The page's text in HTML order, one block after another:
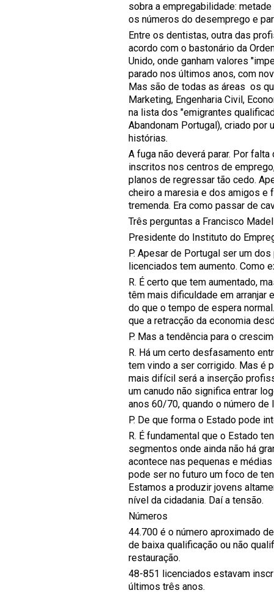
sobra a empregabilidade:
os números do desemprego e
Entre os dentistas, outra das
acordo com o bastonário da
Unido, onde ganham valores
parado nos últimos anos, com
Mas são de todas as áreas os
Marketing, Engenharia Civil,
na lista dos "emigrantes
Abandonam Portugal), criado por
histórias.
A fuga não deverá parar. Por
inscritos nos centros de
planos de regressar tão cedo.
cheiro a maresia e dos amigos e
tremenda. Era como passar de
Três perguntas a Francisco
Presidente do Instituto do
P. Apesar de Portugal ser um
licenciados tem aumento. Como
R. É certo que tem aumentado,
têm mais dificuldade em arranjar
do que o tempo de espera
que a retracção da economia
P. Mas a tendência para o
R. Há um certo desfasamento
tem vindo a ser corrigido. Mas é
mais difícil será a inserção
um canudo não significa entrar
anos 60/70, quando o número
P. De que forma o Estado pode
R. É fundamental que o Estado
segmentos onde ainda não há
acontece nas pequenas e
pode ser no futuro um foco de
Estamos a produzir jovens
nível da cidadania. Daí a tensão.
Números
44.700 é o número aproximado
de baixa qualificação ou não
restauração.
48-851 licenciados estavam
últimos três anos.